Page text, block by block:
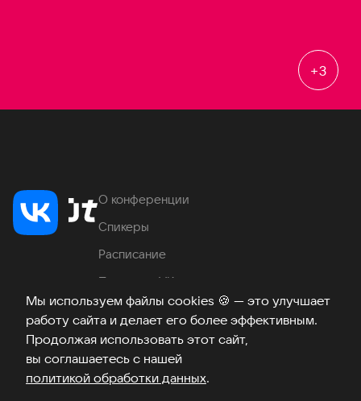
Мы используем файлы cookies 🍪 — это улучшает
работу сайта и делает его более эффективным.
Продолжая использовать этот сайт,
вы соглашаетесь с нашей
политикой обработки данных.
+3
О конференции
Спикеры
Расписание
Продукты VK
Место проведения
Часто задаваемые вопросы
ТелеграмВКонтакте
Хабр